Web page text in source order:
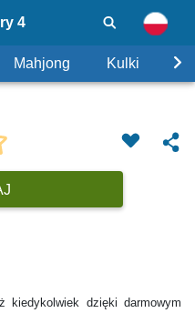
4
Mahjong Kulki
kiedykolwiek dzięki darmowym